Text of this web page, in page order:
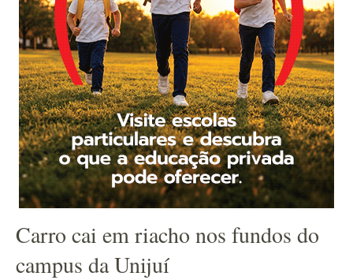
Carro cai em riacho nos fundos do
campus da Unijuí